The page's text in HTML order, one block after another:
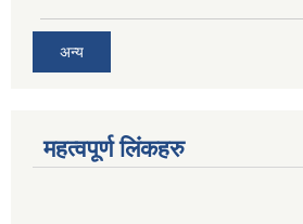
अन्य
महत्वपूर्ण लिंकहरु